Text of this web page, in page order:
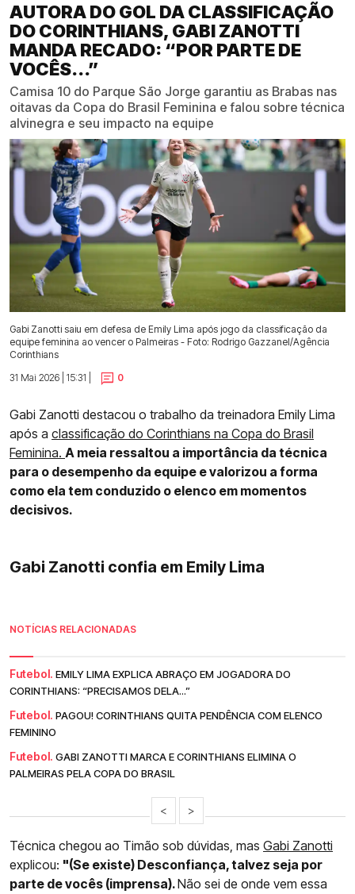
AUTORA DO GOL DA CLASSIFICAÇÃO
DO CORINTHIANS, GABI ZANOTTI
MANDA RECADO: “POR PARTE DE
VOCÊS...”
Camisa 10 do Parque São Jorge garantiu as Brabas nas
oitavas da Copa do Brasil Feminina e falou sobre técnica
alvinegra e seu impacto na equipe
Gabi Zanotti saiu em defesa de Emily Lima após jogo da classificação da
equipe feminina ao vencer o Palmeiras - Foto: Rodrigo Gazzanel/Agência
Corinthians
31 Mai 2026 | 15:31 |
0
Gabi Zanotti destacou o trabalho da treinadora Emily Lima
após a classificação do Corinthians na Copa do Brasil
Feminina. A meia ressaltou a importância da técnica
para o desempenho da equipe e valorizou a forma
como ela tem conduzido o elenco em momentos
decisivos.
Gabi Zanotti confia em Emily Lima
NOTÍCIAS RELACIONADAS
Futebol. EMILY LIMA EXPLICA ABRAÇO EM JOGADORA DO
CORINTHIANS: “PRECISAMOS DELA...”
Futebol. PAGOU! CORINTHIANS QUITA PENDÊNCIA COM ELENCO
FEMININO
Futebol. GABI ZANOTTI MARCA E CORINTHIANS ELIMINA O
PALMEIRAS PELA COPA DO BRASIL
< >
Técnica chegou ao Timão sob dúvidas, mas Gabi Zanotti
explicou: "(Se existe) Desconfiança, talvez seja por
parte de vocês (imprensa).Não sei de onde vem essa